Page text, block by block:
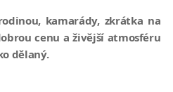
kamarády, zkrátka na
cenu a živější atmosféru
dělaný.